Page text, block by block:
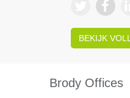
BEKIJK
Brody Offices